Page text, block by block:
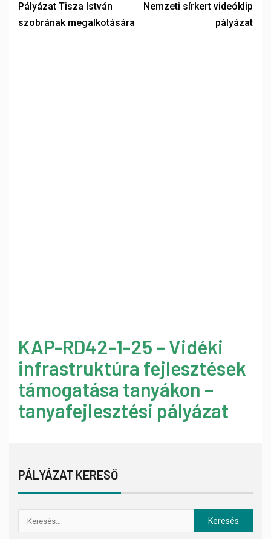
Pályázat Tisza István
szobrának megalkotására
Nemzeti sírkert videóklip
pályázat
KAP-RD42-1-25 – Vidéki
infrastruktúra fejlesztések
támogatása tanyákon –
tanyafejlesztési pályázat
PÁLYÁZAT KERESŐ